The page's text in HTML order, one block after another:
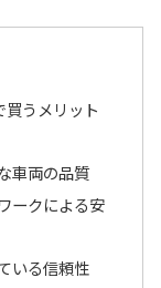
うメリット
車両の品質
ークによる安
いる信頼性